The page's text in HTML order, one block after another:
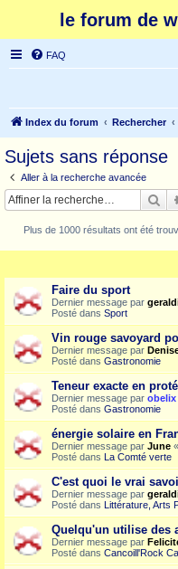
le forum de
FAQ
Index du forum Rechercher
Sujets sans réponse
Aller à la recherche avancée
Plus de 1000 résultats ont été
Faire du sport
Dernier message par
Posté dans Sport
Vin rouge savoyard
Dernier message par
Posté dans Gastronomie
Teneur exacte en
Dernier message par obelix
Posté dans Gastronomie
énergie solaire en
Dernier message par June «
Posté dans La Comté verte
C'est quoi le vrai
Dernier message par
Posté dans Littérature, Arts
Quelqu'un utilise des
Dernier message par
Posté dans Cancoill'Rock